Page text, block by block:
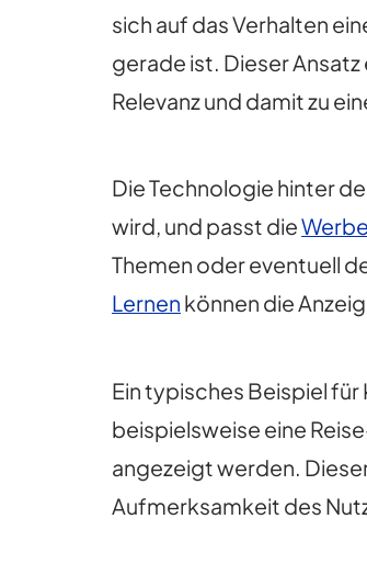
sich auf das Verhalten
gerade ist. Dieser
Relevanz und damit zu
Die Technologie hinter
wird, und passt die
Themen oder eventuell
Lernen können die
Ein typisches Beispiel
beispielsweise eine
angezeigt werden.
Aufmerksamkeit des